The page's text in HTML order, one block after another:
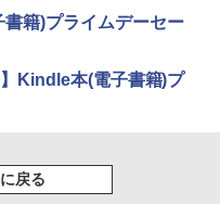
籍)プライムデーセー
Kindle本(電子書籍)プ
戻る